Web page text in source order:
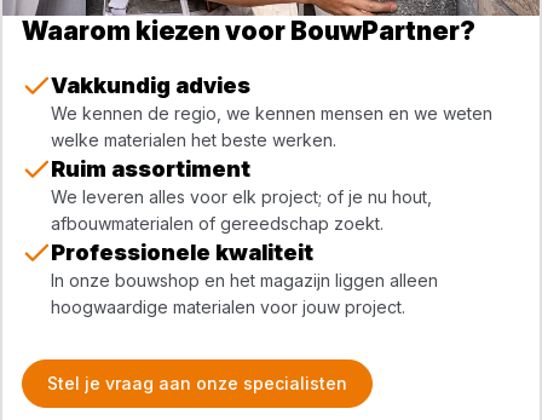
Waarom kiezen voor BouwPartner?
Vakkundig advies
We kennen de regio, we kennen mensen en we weten
welke materialen het beste werken.
Ruim assortiment
We leveren alles voor elk project; of je nu hout,
afbouwmaterialen of gereedschap zoekt.
Professionele kwaliteit
In onze bouwshop en het magazijn liggen alleen
hoogwaardige materialen voor jouw project.
Stel je vraag aan onze specialisten